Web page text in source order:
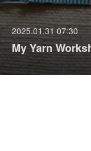
2025.01.31 07:30
My Yarn